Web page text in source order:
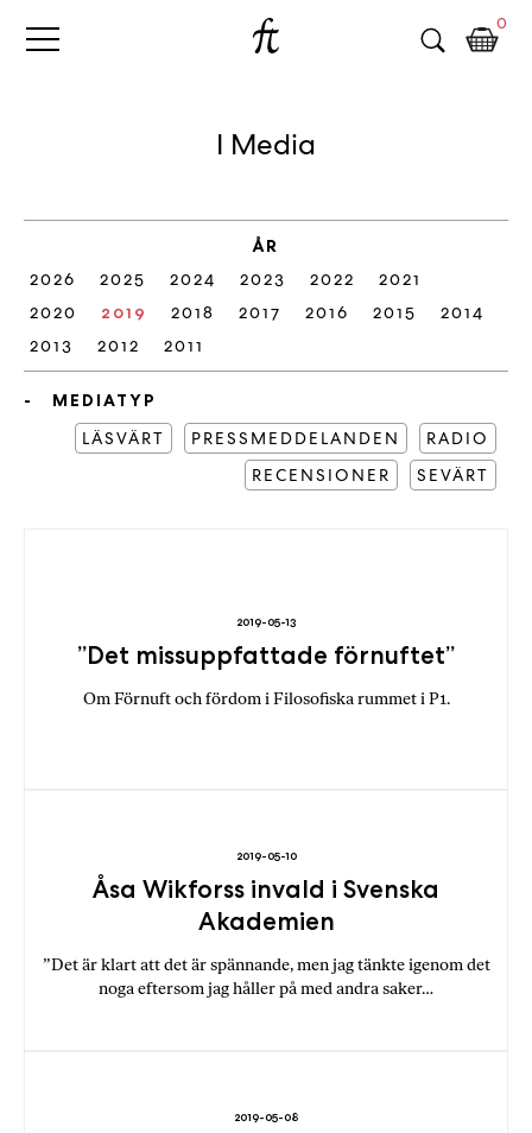
Fri
B
o
n
p
å
n
t
t
,
k
c
e
r
e
h
o
F
r
0
I Media
ÅR
2026
2025 2024 2023 2022
2021
2020
2019 2018 2017 2016 2015
2014
2013
2012 2011
MEDIATYP
LÄSVÄRT
PRESSMEDDELANDEN
RADIO
RECENSIONER
SEVÄRT
2019-05-13
”Det missuppfattade förnuftet”
Om Förnuft och fördom i Filosofiska rummet i P1.
2019-05-10
Åsa Wikforss invald i Svenska
Akademien
”Det är klart att det är spännande, men jag tänkte igenom det
noga eftersom jag håller på med andra saker…
2019-05-08